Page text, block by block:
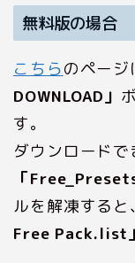
無料版の場合
こちらのページ
DOWNLOAD」
す。
ダウンロードで
「
ルを解凍する
Free Pack.list」